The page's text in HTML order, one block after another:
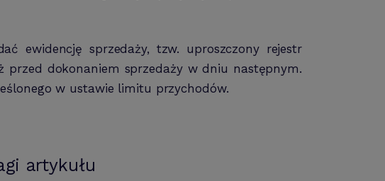
ewidencję sprzedaży, tzw. uproszczony rejestr
przed dokonaniem sprzedaży w dniu następnym.
w ustawie limitu przychodów.
artykułu